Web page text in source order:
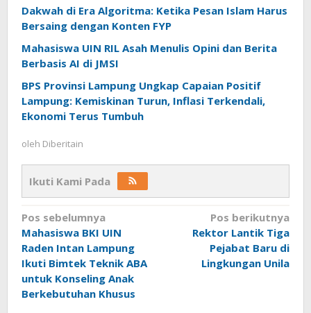
Dakwah di Era Algoritma: Ketika Pesan Islam Harus
Bersaing dengan Konten FYP
Mahasiswa UIN RIL Asah Menulis Opini dan Berita
Berbasis AI di JMSI
BPS Provinsi Lampung Ungkap Capaian Positif
Lampung: Kemiskinan Turun, Inflasi Terkendali,
Ekonomi Terus Tumbuh
oleh Diberitain
Ikuti Kami Pada
Navigasi
pos
Pos sebelumnya
Mahasiswa BKI UIN
Raden Intan Lampung
Ikuti Bimtek Teknik ABA
untuk Konseling Anak
Berkebutuhan Khusus
Pos berikutnya
Rektor Lantik Tiga
Pejabat Baru di
Lingkungan Unila